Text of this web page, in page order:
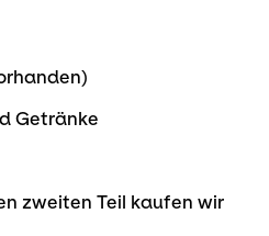
Getränke
zweiten Teil kaufen wir